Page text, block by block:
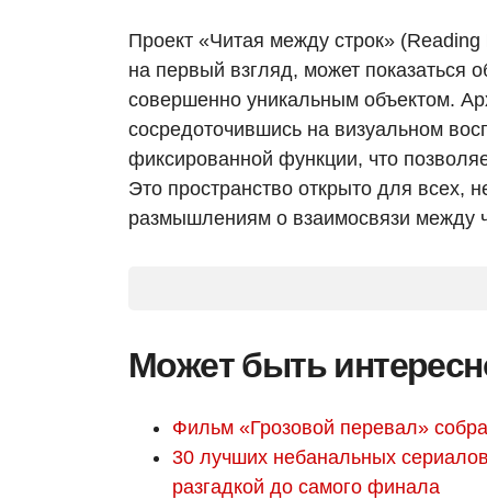
Проект «Читая между строк»
на первый взгляд, может показаться
совершенно уникальным объектом.
сосредоточившись на визуальном
фиксированной функции, что
Это пространство открыто для всех,
размышлениям о взаимосвязи между
Может быть
Фильм «Грозовой перевал»
30 лучших небанальных
разгадкой до самого финала